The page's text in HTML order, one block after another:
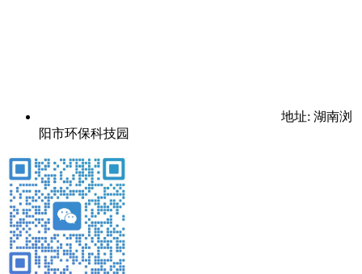
地址: 湖南浏
阳市环保科技园